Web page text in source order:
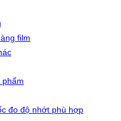
film
đo độ nhớt phù hợp